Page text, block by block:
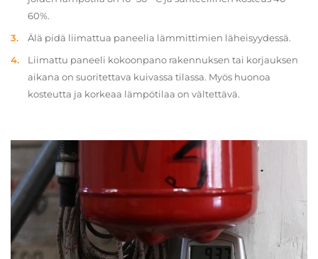
60%.
Älä pidä liimattua paneelia lämmittimien läheisyydessä.
Liimattu paneeli kokoonpano rakennuksen tai korjauksen
aikana on suoritettava kuivassa tilassa. Myös huonoa
kosteutta ja korkeaa lämpötilaa on vältettävä.